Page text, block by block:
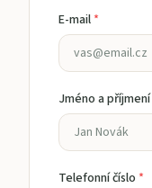
E-mail *
Jméno a příjmení
Telefonní číslo *